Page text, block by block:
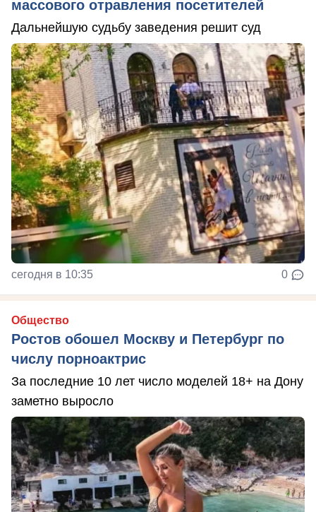
массового отравления посетителей
Дальнейшую судьбу заведения решит суд
сегодня в 10:35 0
Общество
Ростов обошел Москву и Петербург по
числу порноактрис
За последние 10 лет число моделей 18+ на Дону
заметно выросло